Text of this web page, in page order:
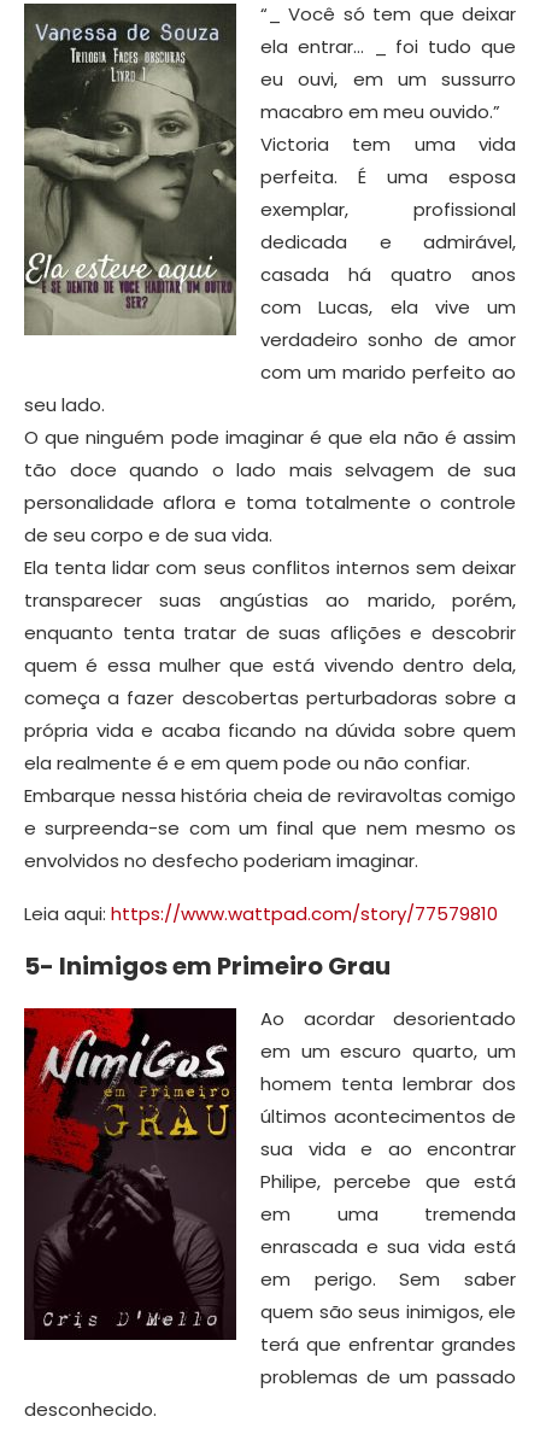
“_ Você só tem que deixar
ela entrar… _ foi tudo que
eu ouvi, em um sussurro
macabro em meu ouvido.”
Victoria tem uma vida
perfeita. É uma esposa
exemplar, profissional
dedicada e admirável,
casada há quatro anos
com Lucas, ela vive um
verdadeiro sonho de amor
com um marido perfeito ao
seu lado.
O que ninguém pode imaginar é que ela não é assim
tão doce quando o lado mais selvagem de sua
personalidade aflora e toma totalmente o controle
de seu corpo e de sua vida.
Ela tenta lidar com seus conflitos internos sem deixar
transparecer suas angústias ao marido, porém,
enquanto tenta tratar de suas aflições e descobrir
quem é essa mulher que está vivendo dentro dela,
começa a fazer descobertas perturbadoras sobre a
própria vida e acaba ficando na dúvida sobre quem
ela realmente é e em quem pode ou não confiar.
Embarque nessa história cheia de reviravoltas comigo
e surpreenda-se com um final que nem mesmo os
envolvidos no desfecho poderiam imaginar.
Leia aqui: https://www.wattpad.com/story/77579810
5- Inimigos em Primeiro Grau
Ao acordar desorientado
em um escuro quarto, um
homem tenta lembrar dos
últimos acontecimentos de
sua vida e ao encontrar
Philipe, percebe que está
em uma tremenda
enrascada e sua vida está
em perigo. Sem saber
quem são seus inimigos, ele
terá que enfrentar grandes
problemas de um passado
desconhecido.